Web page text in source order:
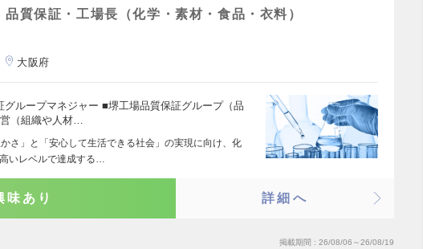
質保証・工場長（化学・素材・食品・衣料）
大阪府
グループマネジャー ■堺工場品質保証グループ（品
（組織や人材…
さ」と「安心して生活できる社会」の実現に向け、化
いレベルで達成する…
味あり 詳細へ
掲載期間 26/08/06～26/08/19